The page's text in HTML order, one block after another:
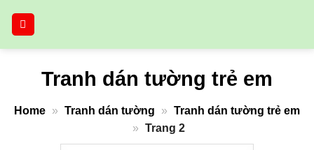
Tranh dán tường trẻ em
Home » Tranh dán tường » Tranh dán tường trẻ em
» Trang 2